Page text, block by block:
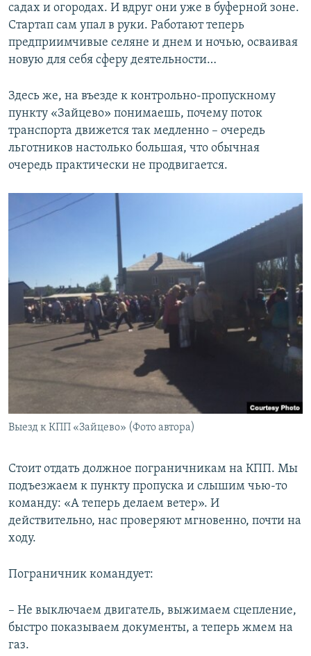
садах и огородах. И вдруг они уже в буферной зоне.
Стартап сам упал в руки. Работают теперь
предприимчивые селяне и днем и ночью, осваивая
новую для себя сферу деятельности…
Здесь же, на въезде к контрольно-пропускному
пункту «Зайцево» понимаешь, почему поток
транспорта движется так медленно – очередь
льготников настолько большая, что обычная
очередь практически не продвигается.
Выезд к КПП «Зайцево» (Фото автора)
Стоит отдать должное пограничникам на КПП. Мы
подъезжаем к пункту пропуска и слышим чью-то
команду: «А теперь делаем ветер». И
действительно, нас проверяют мгновенно, почти на
ходу.
Пограничник командует:
– Не выключаем двигатель, выжимаем сцепление,
быстро показываем документы, а теперь жмем на
газ.